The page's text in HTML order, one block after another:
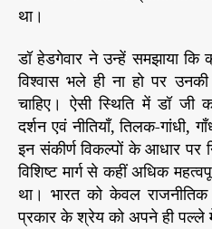
था।
डॉ हेडगेवार ने उन्हें समझाया कि
विश्वास भले ही ना हो पर
चाहिए। ऐसी स्थिति में डॉ जी
दर्शन एवं नीतियाँ, तिलक-गांधी,
इन संकीर्ण विकल्पों के आधार पर
विशिष्ट मार्ग से कहीं अधिक
था। भारत को केवल राजनीतिक
प्रकार के श्रेय को अपने ही पल्ले